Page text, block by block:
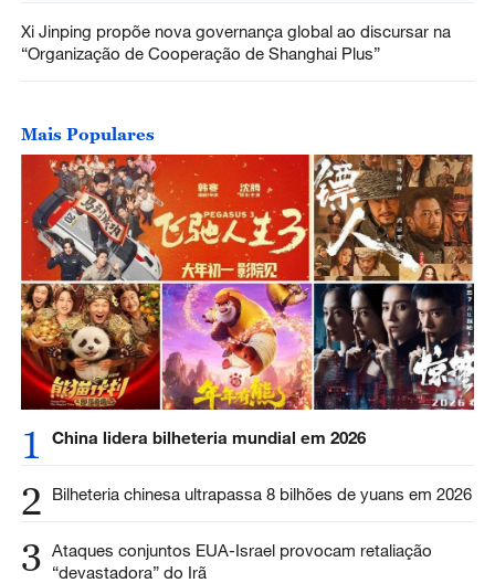
Xi Jinping propõe nova governança global ao discursar na
“Organização de Cooperação de Shanghai Plus”
Mais Populares
1 China lidera bilheteria mundial em 2026
2 Bilheteria chinesa ultrapassa 8 bilhões de yuans em 2026
3 Ataques conjuntos EUA-Israel provocam retaliação
“devastadora” do Irã